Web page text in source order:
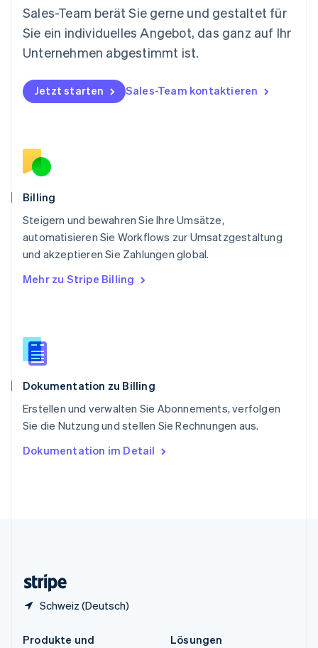
Sales-Team berät Sie gerne und gestaltet für
Sie ein individuelles Angebot, das ganz auf Ihr
Unternehmen abgestimmt ist.
Jetzt starten Sales-Team kontaktieren
Billing
Steigern und bewahren Sie Ihre Umsätze,
automatisieren Sie Workflows zur Umsatzgestaltung
und akzeptieren Sie Zahlungen global.
Mehr zu Stripe Billing
Dokumentation zu Billing
Erstellen und verwalten Sie Abonnements, verfolgen
Sie die Nutzung und stellen Sie Rechnungen aus.
Dokumentation im Detail
Schweiz (Deutsch)
Nederlands English
Norwegen
English
Österreich
Polen
English
Portugal
Schweden
Svenska
Schweiz
Deutsch
Singapur
English简体中文
Slowakei
English
Slowenien
English
Spanien
Thailand
Tschechische Republik
English
English
Produkte und
Lösungen